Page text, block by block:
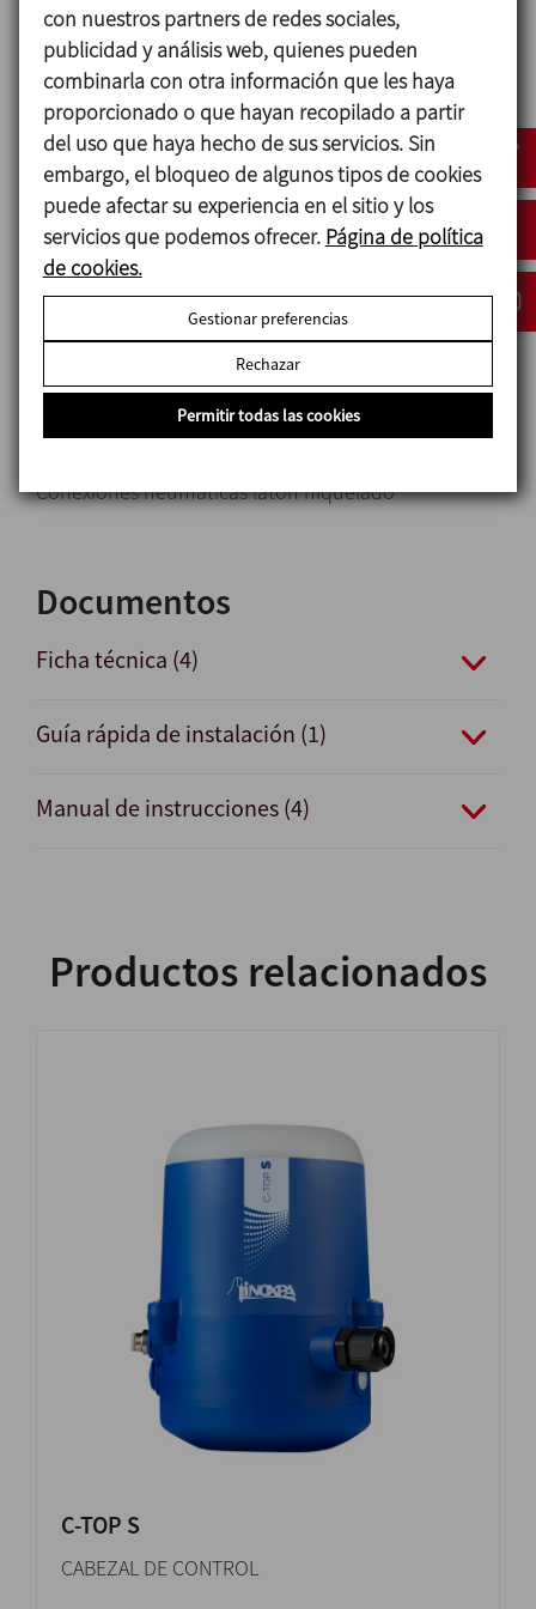
El C-TOP Reed se monta fácilmente en la parte
superior del actuador de la válvula.
Configuración rápida y sencilla.
Detección lineal mediante sensores magnéticos
tipo Reed.
Posibilidad de tener hasta tres electroválvulas.
Indicación lumínica del estado de la válvula visible
desde 360⁰.
Materiales
Piezas de plástico PA6
Conexiones neumáticas latón niquelado
Documentos
Ficha técnica (4)
Guía rápida de instalación (1)
Manual de instrucciones (4)
Productos relacionados
C-TOP S
CABEZAL DE CONTROL
con nuestros partners de redes sociales,
publicidad y análisis web, quienes pueden
combinarla con otra información que les haya
proporcionado o que hayan recopilado a partir
del uso que haya hecho de sus servicios. Sin
embargo, el bloqueo de algunos tipos de cookies
puede afectar su experiencia en el sitio y los
servicios que podemos ofrecer. Página de política
de cookies.
Gestionar preferencias
Rechazar
Permitir todas las cookies